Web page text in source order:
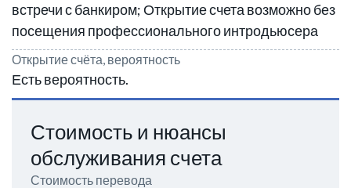
встречи с банкиром; Открытие счета возможно без
посещения профессионального интродьюсера
Открытие счёта, вероятность
Есть вероятность.
Стоимость и нюансы
обслуживания счета
Стоимость перевода